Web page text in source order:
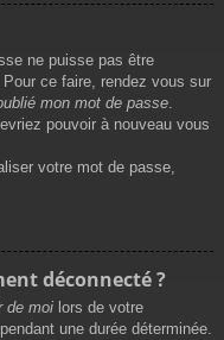
ne puisse pas être
ce faire, rendez vous sur
mon mot de passe
pouvoir à nouveau vous
votre mot de passe,
déconnecté ?
de moi lors de votre
une durée déterminée.